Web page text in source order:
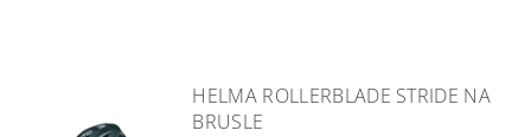
HELMA ROLLERBLADE STRIDE NA
BRUSLE